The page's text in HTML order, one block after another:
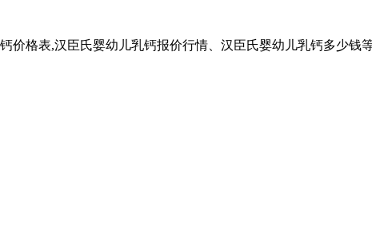
格表,汉臣氏婴幼儿乳钙报价行情、汉臣氏婴幼儿乳钙多少钱